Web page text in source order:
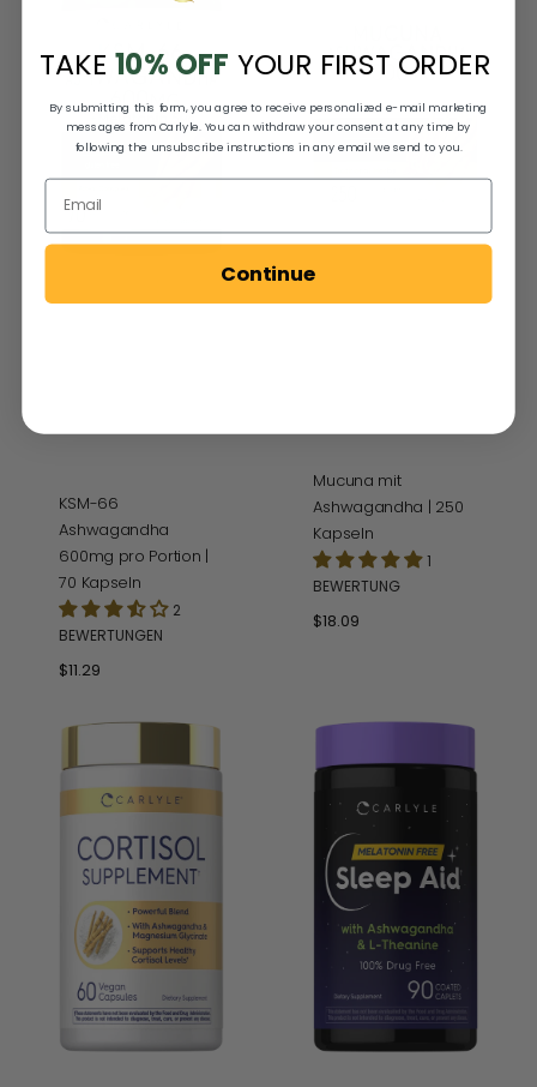
|
Kapseln
KSM-66
Ashwagandha
600mg pro Portion |
70 Kapseln
2
BEWERTUNGEN
Normaler
$11.29
Mucuna mit
Ashwagandha | 250
Kapseln
1
BEWERTUNG
Normaler
$18.09
Cortisol
Ergänzungsmittel
|
60
vegane
Kapseln
Sleep
Aid
90
Caplets
TAKE 10% OFF YOUR FIRST ORDER
By submitting this form, you agree to receive personalized e-mail marketing
messages from Carlyle. You can withdraw your consent at any time by
following the unsubscribe instructions in any email we send to you.
Continue